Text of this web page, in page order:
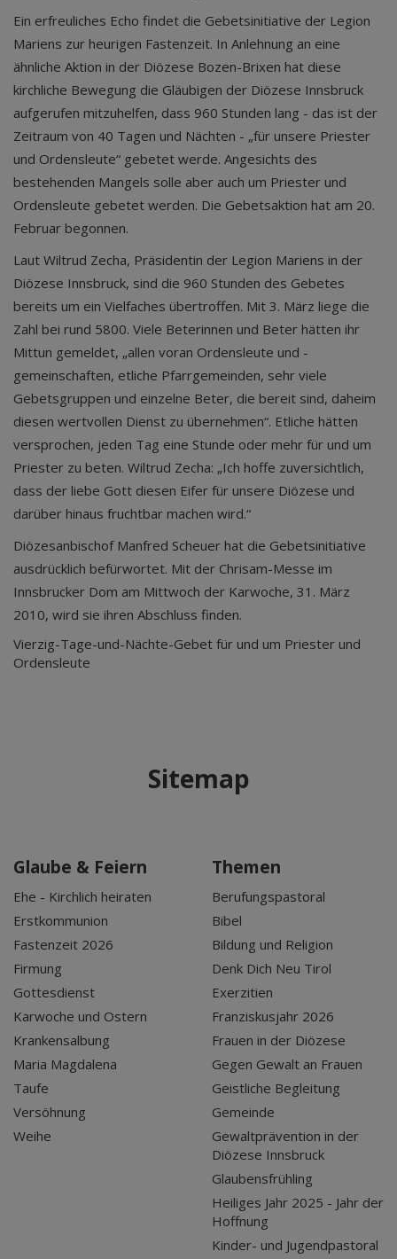
Ein erfreuliches Echo findet die Gebetsinitiative der Legion
Mariens zur heurigen Fastenzeit. In Anlehnung an eine
ähnliche Aktion in der Diözese Bozen-Brixen hat diese
kirchliche Bewegung die Gläubigen der Diözese Innsbruck
aufgerufen mitzuhelfen, dass 960 Stunden lang - das ist der
Zeitraum von 40 Tagen und Nächten - „für unsere Priester
und Ordensleute“ gebetet werde. Angesichts des
bestehenden Mangels solle aber auch um Priester und
Ordensleute gebetet werden. Die Gebetsaktion hat am 20.
Februar begonnen.
Laut Wiltrud Zecha, Präsidentin der Legion Mariens in der
Diözese Innsbruck, sind die 960 Stunden des Gebetes
bereits um ein Vielfaches übertroffen. Mit 3. März liege die
Zahl bei rund 5800. Viele Beterinnen und Beter hätten ihr
Mittun gemeldet, „allen voran Ordensleute und -
gemeinschaften, etliche Pfarrgemeinden, sehr viele
Gebetsgruppen und einzelne Beter, die bereit sind, daheim
diesen wertvollen Dienst zu übernehmen“. Etliche hätten
versprochen, jeden Tag eine Stunde oder mehr für und um
Priester zu beten. Wiltrud Zecha: „Ich hoffe zuversichtlich,
dass der liebe Gott diesen Eifer für unsere Diözese und
darüber hinaus fruchtbar machen wird.“
Diözesanbischof Manfred Scheuer hat die Gebetsinitiative
ausdrücklich befürwortet. Mit der Chrisam-Messe im
Innsbrucker Dom am Mittwoch der Karwoche, 31. März
2010, wird sie ihren Abschluss finden.
Vierzig-Tage-und-Nächte-Gebet für und um Priester und
Ordensleute
Sitemap
Glaube & Feiern
Ehe - Kirchlich heiraten
Erstkommunion
Fastenzeit 2026
Firmung
Gottesdienst
Karwoche und Ostern
Krankensalbung
Maria Magdalena
Taufe
Versöhnung
Weihe
Themen
Berufungspastoral
Bibel
Bildung und Religion
Denk Dich Neu Tirol
Exerzitien
Franziskusjahr 2026
Frauen in der Diözese
Gegen Gewalt an Frauen
Geistliche Begleitung
Gemeinde
Gewaltprävention in der
Diözese Innsbruck
Glaubensfrühling
Heiliges Jahr 2025 - Jahr der
Hoffnung
Kinder- und Jugendpastoral